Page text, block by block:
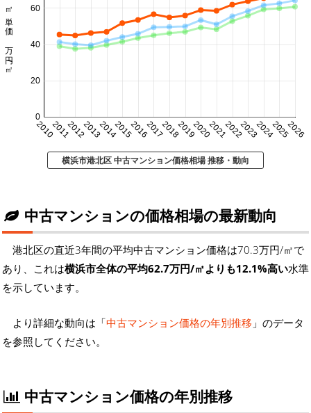
20102011201220132014201520162017201820192020202120222023202420252026
0
20
40
60
㎡単価 万円/㎡
横浜市港北区 中古マンション価格相場 推移・動向
中古マンションの価格相場の最新動向
港北区の直近3年間の平均中古マンション価格は70.3万円/㎡で
あり、これは横浜市全体の平均62.7万円/㎡よりも12.1%高い水準
を示しています。
より詳細な動向は「中古マンション価格の年別推移 」のデータ
を参照してください。
中古マンション価格の年別推移